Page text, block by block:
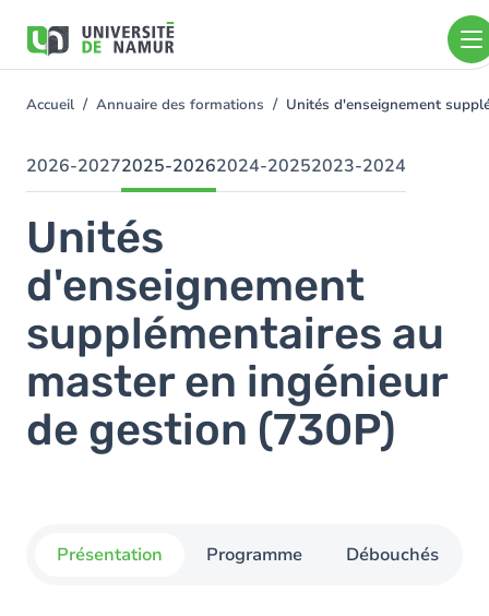
contenu
You
here
Accueil Annuaire des formations Unités d'enseignement
2026-20272025-20262024-20252023-2024
Unités
d'enseignement
supplémentaires au
master en ingénieur
de gestion (730P)
Présentation Programme Débouchés